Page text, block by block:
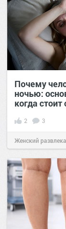
Почему
ночью:
когда
2 3
Женский
сайт.20:4905